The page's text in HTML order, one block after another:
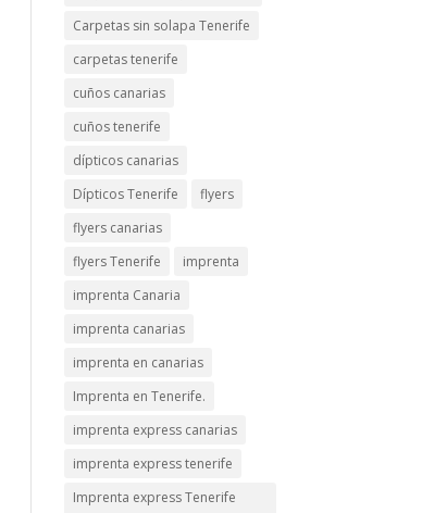
Carpetas sin solapa Tenerife
carpetas tenerife
cuños canarias
cuños tenerife
dípticos canarias
Dípticos Tenerife
flyers
flyers canarias
flyers Tenerife
imprenta
imprenta Canaria
imprenta canarias
imprenta en canarias
Imprenta en Tenerife.
imprenta express canarias
imprenta express tenerife
Imprenta express Tenerife